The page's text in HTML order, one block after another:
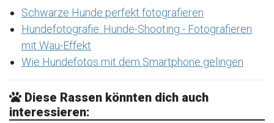
Schwarze Hunde perfekt fotografieren
Hundefotografie: Hunde-Shooting - Fotografieren
mit Wau-Effekt
Wie Hundefotos mit dem Smartphone gelingen
Diese Rassen könnten dich auch
interessieren: